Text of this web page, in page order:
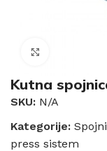
Kutna
SKU: N/A
Kategorije:
press sistem